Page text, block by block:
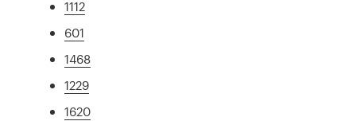
1112
601
1468
1229
1620